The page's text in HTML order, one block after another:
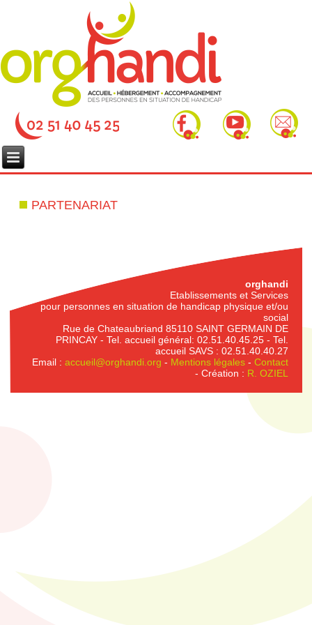
PARTENARIAT
orghandi
Etablissements et Services
pour personnes en situation de handicap physique et/ou
social
Rue de Chateaubriand 85110 SAINT GERMAIN DE
PRINCAY - Tel. accueil général: 02.51.40.45.25 - Tel.
accueil SAVS : 02.51.40.40.27
Email : accueil@orghandi.org - Mentions légales- Contact
- Création : R. OZIEL